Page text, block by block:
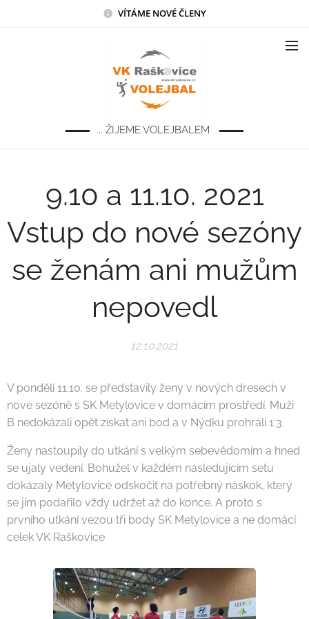
VÍTÁME NOVÉ ČLENY
... ŽIJEME VOLEJBALEM
9.10 a 11.10. 2021
Vstup do nové sezóny
se ženám ani mužům
nepovedl
12.10.2021
V pondělí 11.10. se představily ženy v nových dresech v
nové sezóně s SK Metylovice v domácím prostředí. Muži
B nedokázali opět získat ani bod a v Nýdku prohráli 1:3.
Ženy nastoupily do utkání s velkým sebevědomím a hned
se ujaly vedení. Bohužel v každém následujícím setu
dokázaly Metylovice odskočit na potřebný náskok, který
se jim podařilo vždy udržet až do konce. A proto s
prvního utkání vezou tři body SK Metylovice a ne domácí
celek VK Raškovice